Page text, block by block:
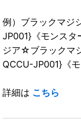
例）ブラックマジ
JP001}《モンス
ジア☆ブラックマ
QCCU-JP001}《モ
詳細は こちら